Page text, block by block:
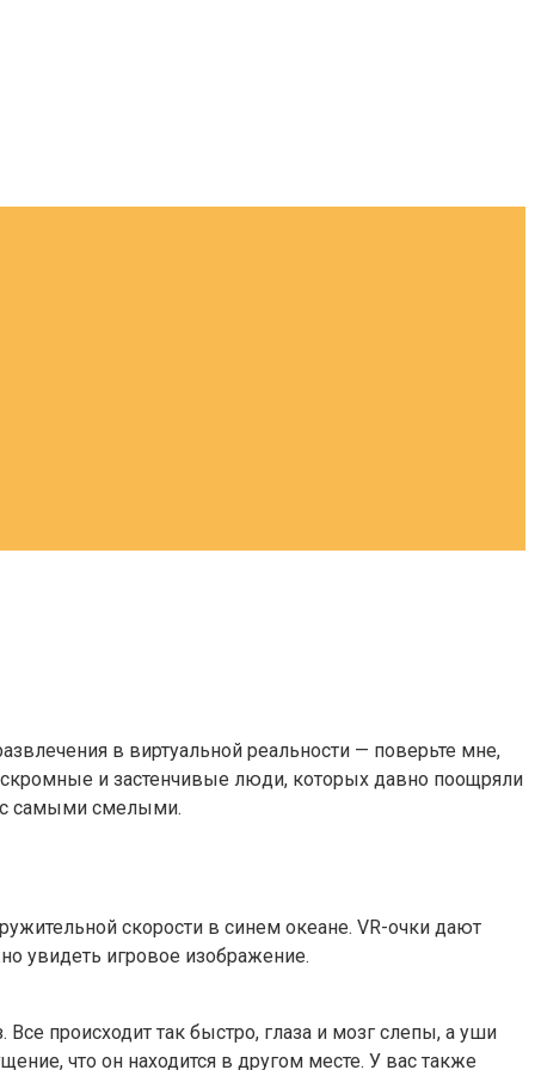
в виртуальной реальности — поверьте мне,
и застенчивые люди, которых давно поощряли
с самыми смелыми.
скорости в синем океане. VR-очки дают
увидеть игровое изображение.
происходит так быстро, глаза и мозг слепы, а уши
что он находится в другом месте. У вас также